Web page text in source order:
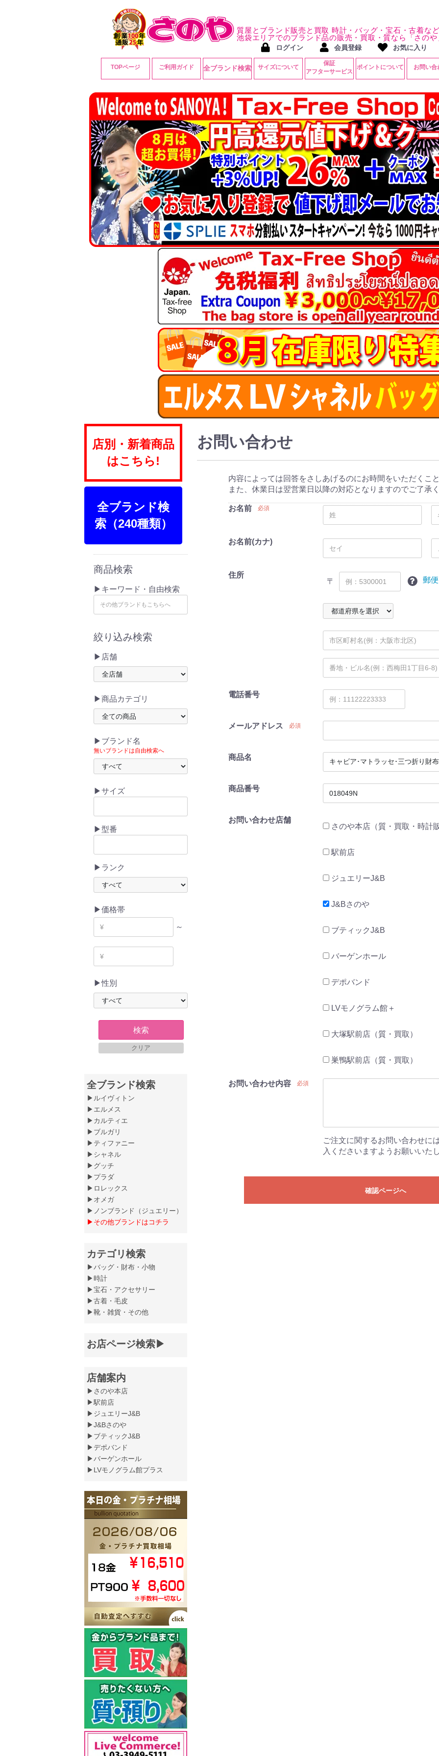
質屋とブランド販売と買取 時計・バッグ・宝石・古着な
池袋エリアでのブランド品の販売・買取・質なら「さの
ログイン 会員登録 お気に入り
TOPページ ご利用ガイド 全ブランド検索 サイズについて
保証
アフターサービス
ポイントについて お問い合
店別・新着商品
はこちら!
全ブランド検
索（240種類）
商品検索
▶キーワード・自由検索
絞り込み検索
▶店舗
▶商品カテゴリ
▶ブランド名
無いブランドは自由検索へ
▶サイズ
▶型番
▶ランク
▶価格帯
～
▶性別
検索
クリア
全ブランド検索
▶ルイヴィトン
▶エルメス
▶カルティエ
▶ブルガリ
▶ティファニー
▶シャネル
▶グッチ
▶プラダ
▶ロレックス
▶オメガ
▶ノンブランド（ジュエリー）
▶その他ブランドはコチラ
カテゴリ検索
▶バッグ・財布・小物
▶時計
▶宝石・アクセサリー
▶古着・毛皮
▶靴・雑貨・その他
お店ページ検索▶
店舗案内
▶さのや本店
▶駅前店
▶ジュエリーJ&B
▶J&Bさのや
▶ブティックJ&B
▶デポバンド
▶バーゲンホール
▶LVモノグラム館プラス
お問い合わせ
内容によっては回答をさしあげるのにお時間をいただくこ
また、休業日は翌営業日以降の対応となりますのでご了承
お名前 必須
お名前(カナ)
住所
〒 郵
電話番号
メールアドレス 必須
商品名
商品番号
お問い合わせ店舗
さのや本店（質・買取・時計
駅前店
ジュエリーJ&B
J&Bさのや
ブティックJ&B
バーゲンホール
デポバンド
LVモノグラム館＋
大塚駅前店（質・買取）
巣鴨駅前店（質・買取）
お問い合わせ内容 必須
ご注文に関するお問い合わせに
入くださいますようお願いいた
確認ページへ